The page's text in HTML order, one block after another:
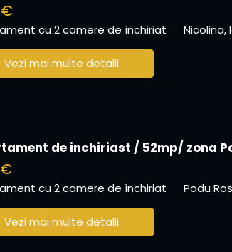
cu 2 camere de închiriat Nicolina,
Vezi mai multe detalii
de inchiriast / 52mp/ zona
cu 2 camere de închiriat Podu
Vezi mai multe detalii